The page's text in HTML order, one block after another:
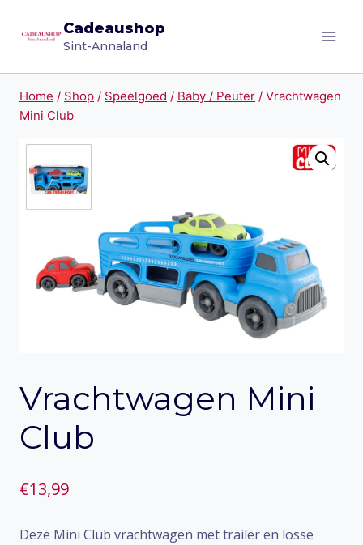
naar
Cadeaushop
Sint-Annaland
Home / Shop / Speelgoed / Baby / Peuter / Vrachtwagen
Mini Club
Vrachtwagen Mini
Club
€13,99
Deze Mini Club vrachtwagen met trailer en losse